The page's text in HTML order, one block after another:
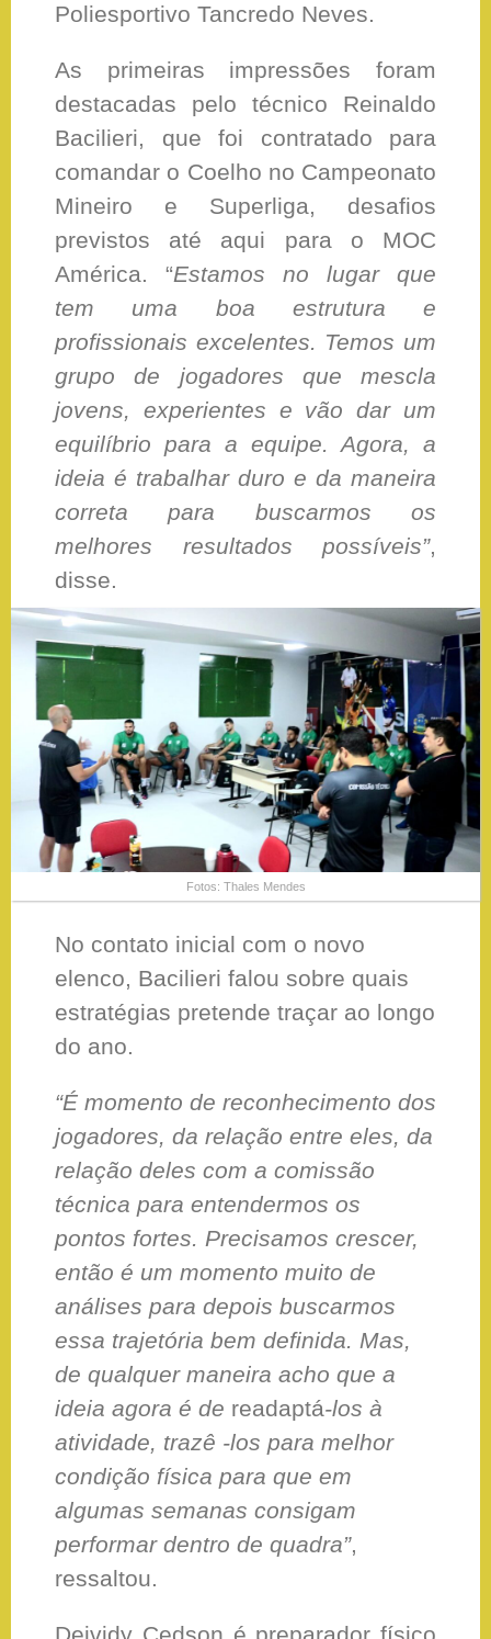
Poliesportivo Tancredo Neves.
As primeiras impressões foram
destacadas pelo técnico Reinaldo
Bacilieri, que foi contratado para
comandar o Coelho no Campeonato
Mineiro e Superliga, desafios
previstos até aqui para o MOC
América. “Estamos no lugar que
tem uma boa estrutura e
profissionais excelentes. Temos um
grupo de jogadores que mescla
jovens, experientes e vão dar um
equilíbrio para a equipe. Agora, a
ideia é trabalhar duro e da maneira
correta para buscarmos os
melhores resultados possíveis”,
disse.
Fotos: Thales Mendes
No contato inicial com o novo
elenco, Bacilieri falou sobre quais
estratégias pretende traçar ao longo
do ano.
“É momento de reconhecimento dos
jogadores, da relação entre eles, da
relação deles com a comissão
técnica para entendermos os
pontos fortes. Precisamos crescer,
então é um momento muito de
análises para depois buscarmos
essa trajetória bem definida. Mas,
de qualquer maneira acho que a
ideia agora é de readaptá-los à
atividade, trazê -los para melhor
condição física para que em
algumas semanas consigam
performar dentro de quadra”,
ressaltou.
Deividy Cedson é preparador físico